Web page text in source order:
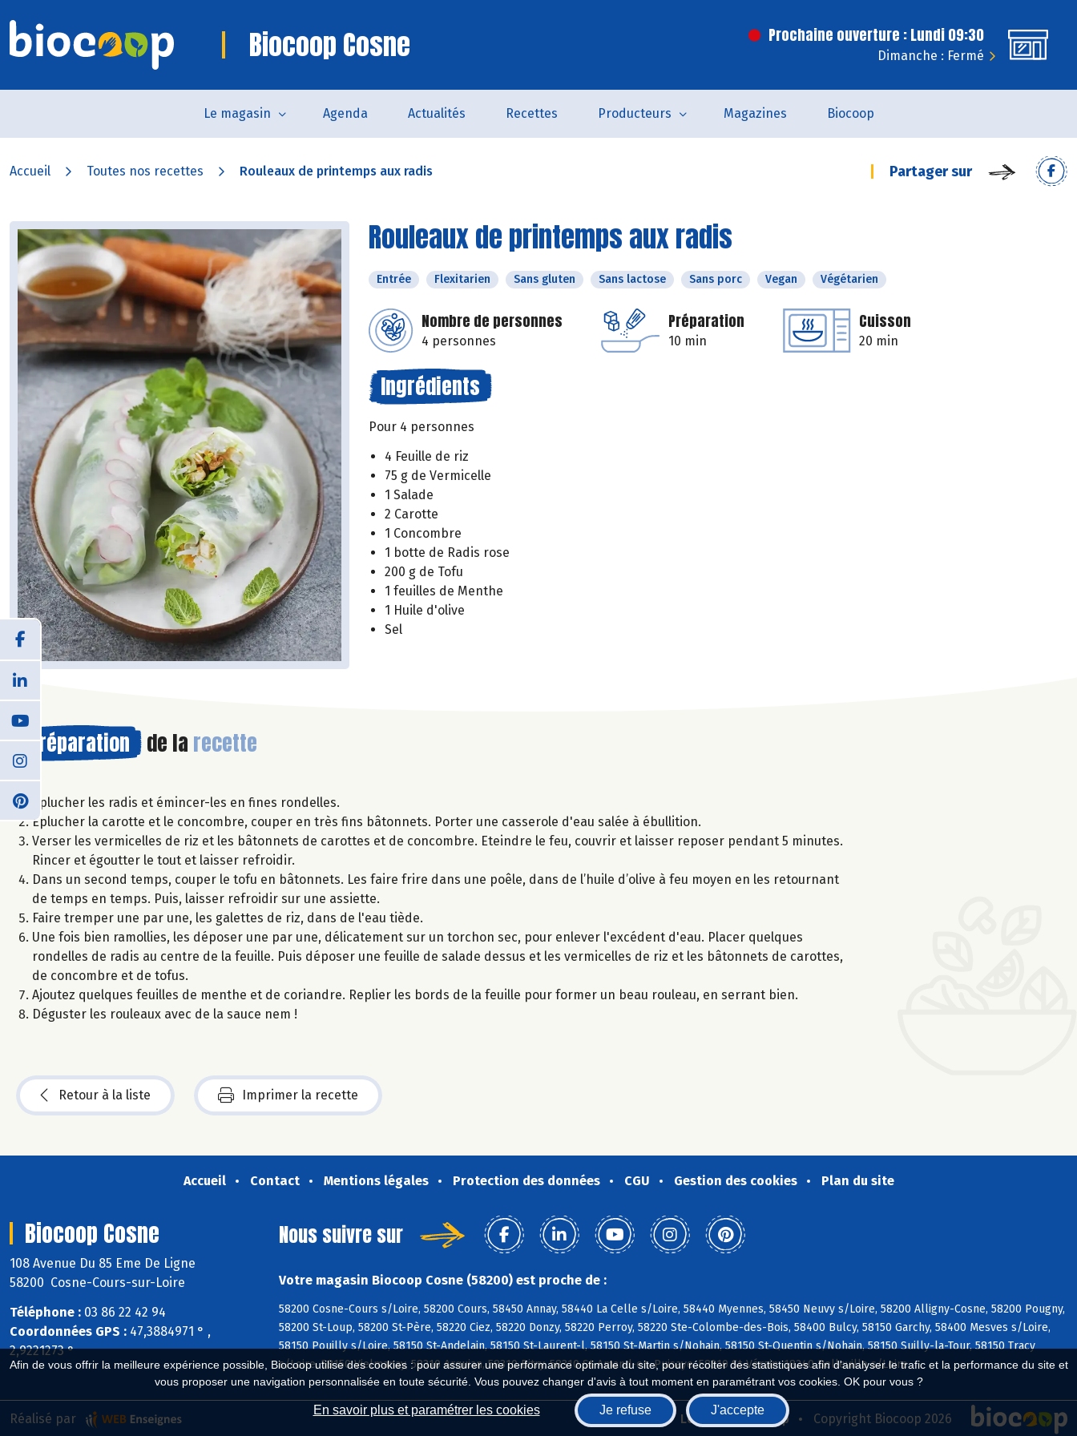
Afin de vous offrir la meilleure expérience possible, Biocoop utilise des cookies : pour assurer une performance optimale du site, pour récolter des statistiques afin d'analyser le trafic et la performance du site et
vous proposer une navigation personnalisée en toute sécurité. Vous pouvez changer d'avis à tout moment en paramétrant vos cookies. OK pour vous ?
En savoir plus et paramétrer les cookies Je refuse J'accepte
Biocoop Cosne Prochaine ouverture : Lundi 09:30
Dimanche : Fermé
Le magasin Agenda Actualités Recettes Producteurs Magazines Biocoop
Accueil Toutes nos recettes Rouleaux de printemps aux radis Partager sur
Rouleaux de printemps aux radis
Entrée Flexitarien Sans gluten Sans lactose Sans porc Vegan Végétarien
Nombre de personnes
4 personnes
Préparation
10 min
Cuisson
20 min
Ingrédients
Pour 4 personnes
4 Feuille de riz
75 g de Vermicelle
1 Salade
2 Carotte
1 Concombre
1 botte de Radis rose
200 g de Tofu
1 feuilles de Menthe
1 Huile d'olive
Sel
Préparation de la recette
Éplucher les radis et émincer-les en fines rondelles.
Éplucher la carotte et le concombre, couper en très fins bâtonnets. Porter une casserole d'eau salée à ébullition.
Verser les vermicelles de riz et les bâtonnets de carottes et de concombre. Eteindre le feu, couvrir et laisser reposer pendant 5 minutes.
Rincer et égoutter le tout et laisser refroidir.
Dans un second temps, couper le tofu en bâtonnets. Les faire frire dans une poêle​, dans​ de l’huile d’olive à feu moyen en les retournant
de temps en temps. Puis, laisser refroidir sur une assiette.
Faire tremper une par une, les galettes de riz, dans de l'eau tiède.
Une fois bien ramollies, les déposer une par une, délicatement sur un torchon sec, pour enlever l'excédent d'eau. Placer quelques
rondelles de radis au centre de la feuille. Puis déposer une feuille de salade dessus et les vermicelles de riz et les bâtonnets de carottes,
de concombre et de tofus.
Ajoutez quelques feuilles de menthe et de coriandre. Replier les bords de la feuille pour former un beau rouleau, en serrant bien.
Déguster les rouleaux avec de la sauce nem !
Retour à la liste Imprimer la recette
Accueil Contact Mentions légales Protection des données CGU Gestion des cookies Plan du site
Biocoop Cosne
108 Avenue Du 85 Eme De Ligne
58200 Cosne-Cours-sur-Loire
Téléphone : 03 86 22 42 94
Coordonnées GPS : 47,3884971 ° ,
2,9221273 °
Nous suivre sur
Votre magasin Biocoop Cosne (58200) est proche de :
58200 Cosne-Cours s/Loire, 58200 Cours, 58450 Annay, 58440 La Celle s/Loire, 58440 Myennes, 58450 Neuvy s/Loire, 58200 Alligny-Cosne, 58200 Pougny,
58200 St-Loup, 58200 St-Père, 58220 Ciez, 58220 Donzy, 58220 Perroy, 58220 Ste-Colombe-des-Bois, 58400 Bulcy, 58150 Garchy, 58400 Mesves s/Loire,
58150 Pouilly s/Loire, 58150 St-Andelain, 58150 St-Laurent-l, 58150 St-Martin s/Nohain, 58150 St-Quentin s/Nohain, 58150 Suilly-la-Tour, 58150 Tracy
s/Loire, 58150 Vielmanay, 58310 Arquian, 58310 Bitry, 58310 St-Amand-en-Puisaye, 58310 St-Vérain, 18240 Belleville s/Loire
Biocoop.fr Le réseau Biocoop Copyright Biocoop 2026
Réalisé par